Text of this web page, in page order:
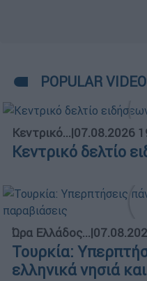
POPULAR
Κεντρικό...|07.08.2026
Κεντρικό δελτίο
Ώρα Ελλάδος...|
Τουρκία:
ελληνικά νησιά